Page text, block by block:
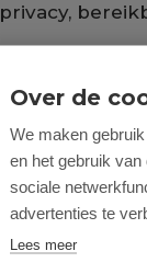
Over de
We maken
en het gebruik
sociale
advertenties te
Lees meer